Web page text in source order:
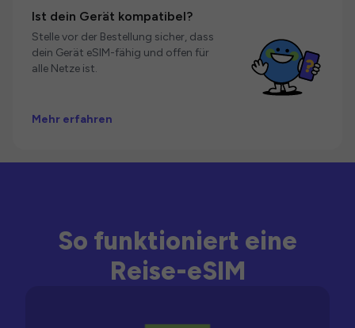
Ist dein Gerät kompatibel?
Stelle vor der Bestellung sicher, dass
dein Gerät eSIM-fähig und offen für
alle Netze ist.
Mehr erfahren
So funktioniert eine
Reise-eSIM